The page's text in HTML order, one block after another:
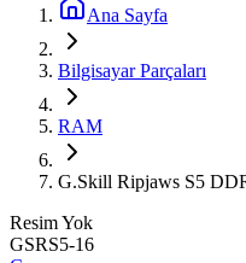
Ana Sayfa
Bilgisayar Parçaları
RAM
G.Skill Ripjaws S5
Resim Yok
GSRS5-16